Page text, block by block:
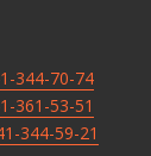
344-70-74
361-53-51
344-59-21